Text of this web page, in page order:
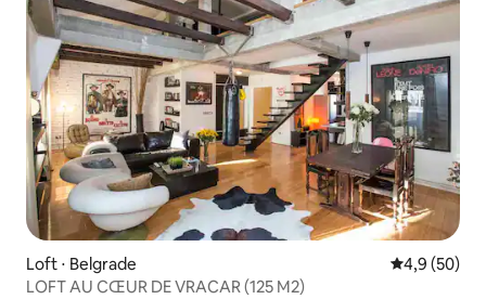
Loft ⋅ Belgrade Évaluation
4,9 (50)
LOFT AU CŒUR DE VRACAR (125 M2)